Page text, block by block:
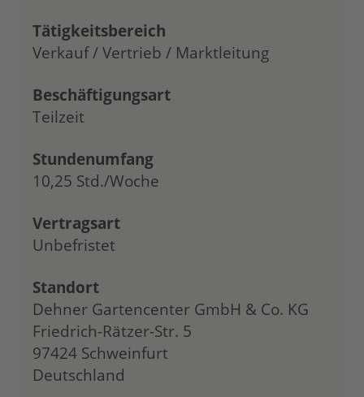
Tätigkeitsbereich
Verkauf / Vertrieb / Marktleitung
Beschäftigungsart
Teilzeit
Stundenumfang
10,25 Std./Woche
Vertragsart
Unbefristet
Standort
Dehner Gartencenter GmbH & Co. KG
Friedrich-Rätzer-Str. 5
97424 Schweinfurt
Deutschland